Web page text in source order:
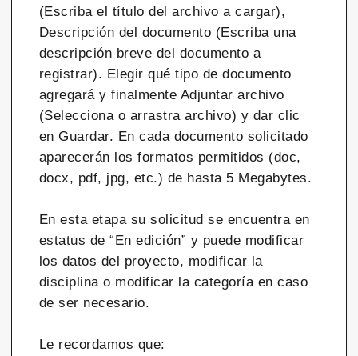
(Escriba el título del archivo a cargar),
Descripción del documento (Escriba una
descripción breve del documento a
registrar). Elegir qué tipo de documento
agregará y finalmente Adjuntar archivo
(Selecciona o arrastra archivo) y dar clic
en Guardar. En cada documento solicitado
aparecerán los formatos permitidos (doc,
docx, pdf, jpg, etc.) de hasta 5 Megabytes.
En esta etapa su solicitud se encuentra en
estatus de “En edición” y puede modificar
los datos del proyecto, modificar la
disciplina o modificar la categoría en caso
de ser necesario.
Le recordamos que: